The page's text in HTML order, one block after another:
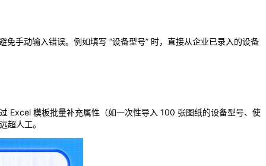
手动输入错误。例如填写 “设备型号” 时，直接从企业已录入的设备
Excel 模板批量补充属性（如一次性导入 100 张图纸的设备型号、使
超人工。